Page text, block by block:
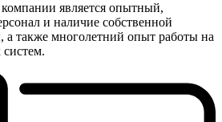
является опытный,
и наличие собственной
а также многолетний опыт работы на